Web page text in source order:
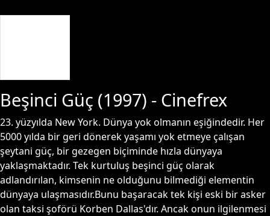
Beşinci Güç (1997) - Cinefrex
23. yüzyılda New York. Dünya yok olmanın eşiğindedir. Her
5000 yılda bir geri dönerek yaşamı yok etmeye çalışan
şeytani güç, bir gezegen biçiminde hızla dünyaya
yaklaşmaktadır. Tek kurtuluş beşinci güç olarak
adlandırılan, kimsenin ne olduğunu bilmediği elementin
dünyaya ulaşmasıdır.Bunu başaracak tek kişi eski bir asker
olan taksi şoförü Korben Dallas'dır. Ancak onun ilgilenmesi